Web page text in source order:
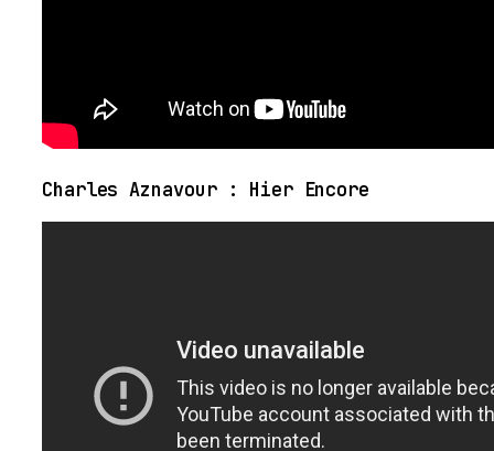
Charles Aznavour : Hier Encore